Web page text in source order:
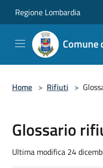
Regione Lombardia
Comune
Home > Rifiuti >
Glossario
Ultima modifica 24